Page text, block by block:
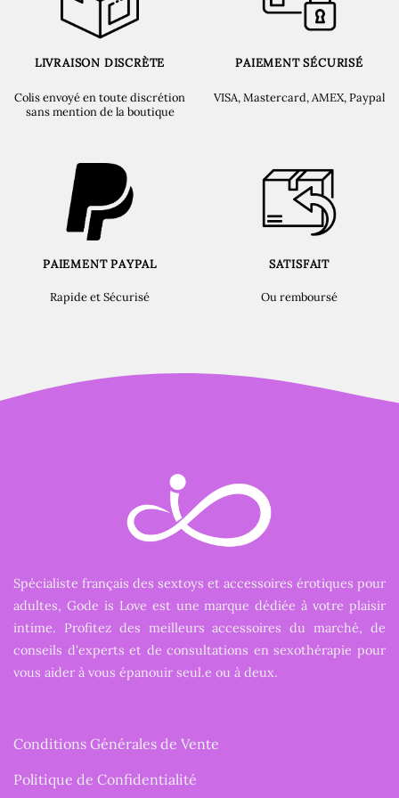
LIVRAISON DISCRÈTE
Colis envoyé en toute discrétion
sans mention de la boutique
PAIEMENT SÉCURISÉ
VISA, Mastercard, AMEX, Paypal
PAIEMENT PAYPAL
Rapide et Sécurisé
SATISFAIT
Ou remboursé
Spécialiste français des sextoys et accessoires érotiques pour
adultes, Gode is Love est une marque dédiée à votre plaisir
intime. Profitez des meilleurs accessoires du marché, de
conseils d'experts et de consultations en sexothérapie pour
vous aider à vous épanouir seul.e ou à deux.
Conditions Générales de Vente
Politique de Confidentialité